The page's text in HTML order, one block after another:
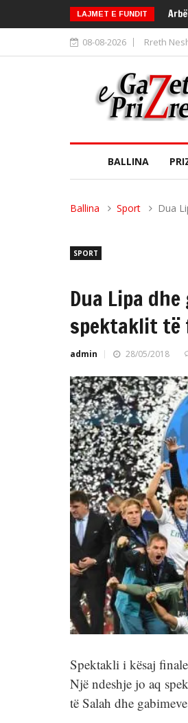
LAJMET E FUNDIT
08-08-2026 Rreth
BALLINA
Ballina Sport Dua
SPORT
Dua Lipa
spektaklit të
admin 28/05/2018
Spektakli i kësaj
Një ndeshje jo aq
të Salah dhe